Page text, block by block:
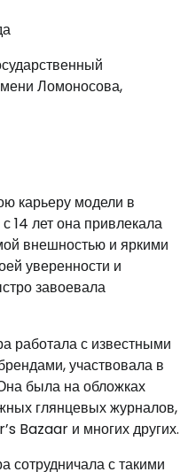
Ломоносова,
карьеру модели в
14 лет она привлекала
внешностью и яркими
уверенности и
завоевала
работала с известными
участвовала в
была на обложках
глянцевых журналов,
Bazaar и многих других.
сотрудничала с такими